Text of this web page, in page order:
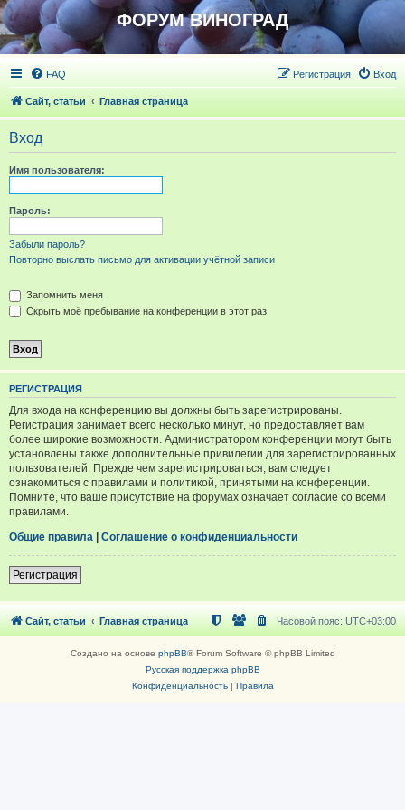
ФОРУМ ВИНОГРАД
FAQ Вход
Регистрация
Сайт, статьи Главная страница
Вход
Имя пользователя:
Пароль:
Забыли пароль?
Повторно выслать письмо для активации учётной записи
Запомнить меня
Скрыть моё пребывание на конференции в этот раз
РЕГИСТРАЦИЯ
Для входа на конференцию вы должны быть зарегистрированы.
Регистрация занимает всего несколько минут, но предоставляет вам
более широкие возможности. Администратором конференции могут быть
установлены также дополнительные привилегии для зарегистрированных
пользователей. Прежде чем зарегистрироваться, вам следует
ознакомиться с правилами и политикой, принятыми на конференции.
Помните, что ваше присутствие на форумах означает согласие со всеми
правилами.
Общие правила | Соглашение о конфиденциальности
Регистрация
Сайт, статьи Главная страница Часовой пояс: UTC+03:00
Создано на основе phpBB® Forum Software © phpBB Limited
Русская поддержка phpBB
Конфиденциальность| Правила